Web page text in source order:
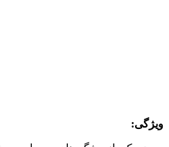
ویژگی‌: